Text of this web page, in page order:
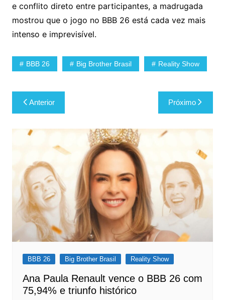
e conflito direto entre participantes, a madrugada
mostrou que o jogo no BBB 26 está cada vez mais
intenso e imprevisível.
BBB 26 Big Brother Brasil Reality Show
Navegação
de
Post
Anterior Próximo
BBB 26 Big Brother Brasil Reality Show
Ana Paula Renault vence o BBB 26 com
75,94% e triunfo histórico